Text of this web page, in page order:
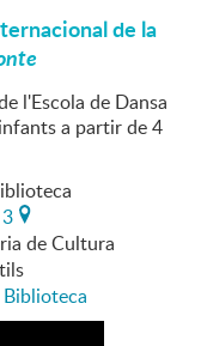
de la
l'Escola de Dansa
a partir de 4
de Cultura
Biblioteca